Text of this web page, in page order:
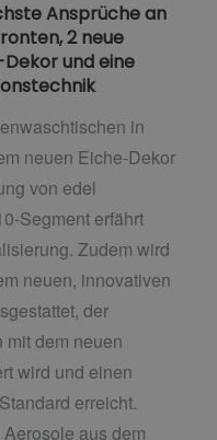
Ansprüche an
2 neue
und eine
in
neuen Eiche-Dekor
von edel
Segment erfährt
Zudem wird
neuen, innovativen
der
dem neuen
wird und einen
erreicht.
aus dem